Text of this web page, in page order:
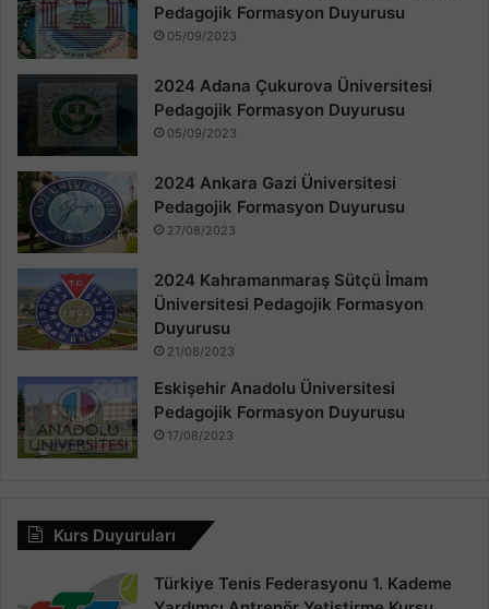
Pedagojik Formasyon Duyurusu
05/09/2023
2024 Adana Çukurova Üniversitesi
Pedagojik Formasyon Duyurusu
05/09/2023
2024 Ankara Gazi Üniversitesi
Pedagojik Formasyon Duyurusu
27/08/2023
2024 Kahramanmaraş Sütçü İmam
Üniversitesi Pedagojik Formasyon
Duyurusu
21/08/2023
Eskişehir Anadolu Üniversitesi
Pedagojik Formasyon Duyurusu
17/08/2023
Kurs Duyuruları
Türkiye Tenis Federasyonu 1. Kademe